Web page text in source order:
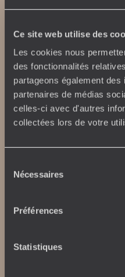
Ce site web utilise des
Les cookies nous
des fonctionnalités
partageons également
partenaires de médias
celles-ci avec d'autres
collectées lors de votre
Nécessaires
Préférences
Statistiques
Où nous trouver ?
Le voyage sur mesure
Notre valeur ajoutée
Autour du voyage
Librairie Voyageurs
Journal Voyageurs
Application Mobile
Voyages d'entreprise
News santé